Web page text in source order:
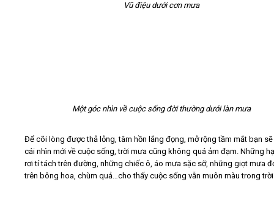
Vũ điệu dưới cơn mưa
Một góc nhìn về cuộc sống đời thường dưới làn mưa
Để cõi lòng được thả lỏng, tâm hồn lắng đọng, mở rộng tầm mắt bạn sẽ
cái nhìn mới về cuộc sống, trời mưa cũng không quá ảm đạm. Những
rơi tí tách trên đường, những chiếc ô, áo mưa sặc sỡ, những giọt mưa
trên bông hoa, chùm quả…cho thấy cuộc sống vẫn muôn màu trong